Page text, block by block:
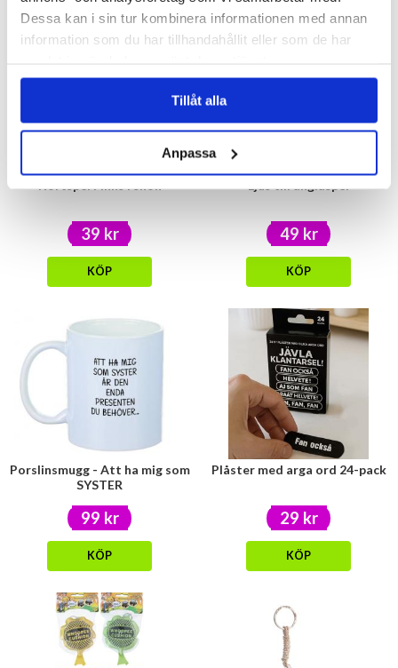
Dessa kan i sin tur kombinera informationen med annan
information som du har tillhandahållit eller som de har
Tillåt alla
Anpassa
39 kr
KÖP
49 kr
KÖP
Porslinsmugg - Att ha mig som
SYSTER
99 kr
KÖP
Plåster med arga ord 24-pack
29 kr
KÖP